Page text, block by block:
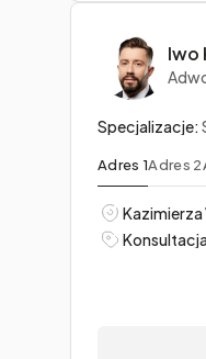
Iwo
Specjalizacje:
Adres 1Adres 2
Kazimierza